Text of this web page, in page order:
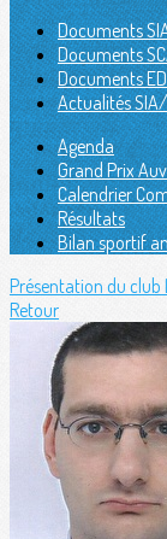
Documents
Documents
Documents
Actualités
Agenda
Grand Prix
Calendrier
Résultats
Bilan sportif
Présentation du club
Retour